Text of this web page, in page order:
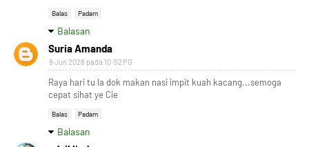
Balas Padam
Balasan
Suria Amanda
9 Jun 2026 pada 10:52 PG
Raya hari tu la dok makan nasi impit kuah kacang...semoga
cepat sihat ye Cie
Balas Padam
Balasan